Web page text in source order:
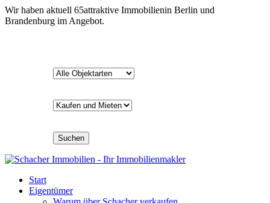
Wir haben aktuell 65attraktive Immobilienin Berlin und
Brandenburg im Angebot.
Suchen
Start
Eigentümer